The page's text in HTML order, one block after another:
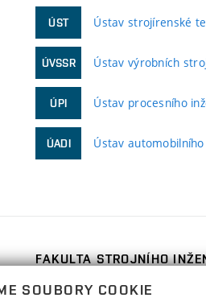
ÚST Ústav strojírenské
ÚVSSR Ústav výrobních
ÚPI Ústav procesního
ÚADI Ústav
FAKULTA STROJNÍHO
Technická 2896/2
SOUBORY COOKIE